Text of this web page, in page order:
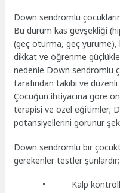
Down sendromlu
Bu durum kas gevşekliği
(geç oturma, geç yürüme),
dikkat ve öğrenme
nedenle Down sendromlu
tarafından takibi ve
Çocuğun ihtiyacına göre
terapisi ve özel eğitimler;
potansiyellerini görünür
Down sendromlu bir
gerekenler testler şunlardır;
• Kalp